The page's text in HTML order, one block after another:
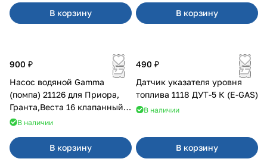
В корзину В корзину
900 ₽
Насос водяной Gamma
(помпа) 21126 для Приора,
Гранта,Веста 16 клапанный
двигатель.
В наличии
В корзину
490 ₽
Датчик указателя уровня
топлива 1118 ДУТ-5 К (E-GAS)
В наличии
В корзину